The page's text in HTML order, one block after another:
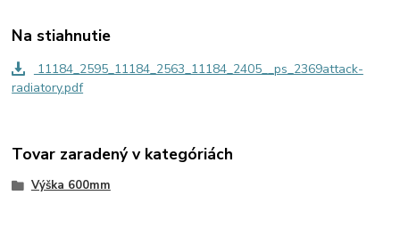
Na stiahnutie
11184_2595_11184_2563_11184_2405__ps_2369attack-
radiatory.pdf
Tovar zaradený v kategóriách
Výška 600mm